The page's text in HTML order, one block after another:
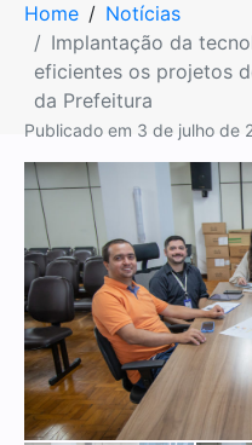
Home
Notícias
Implantação da
eficientes os projetos
da Prefeitura
Publicado em 3 de julho de